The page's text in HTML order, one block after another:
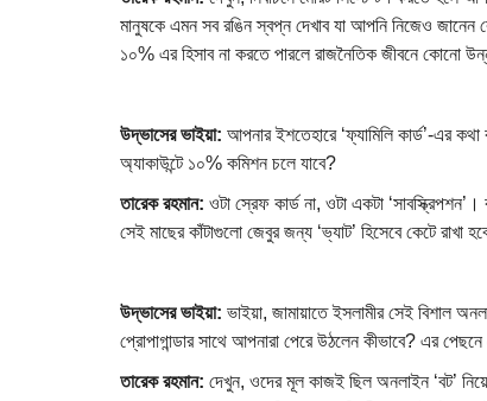
মানুষকে এমন সব রঙিন স্বপ্ন দেখাব যা আপনি নিজেও
১০% এর হিসাব না করতে পারলে রাজনৈতিক জীবনে কোনো
উদ্ভাসের ভাইয়া: আপনার ইশতেহারে ‘ফ্যামিলি কার্ড’-এর
অ্যাকাউন্টে ১০% কমিশন চলে যাবে?
তারেক রহমান: ওটা স্রেফ কার্ড না, ওটা একটা
সেই মাছের কাঁটাগুলো জেবুর জন্য ‘ভ্যাট’ হিসেবে কেটে রাখা
উদ্ভাসের ভাইয়া: ভাইয়া, জামায়াতে ইসলামীর সেই বিশাল
প্রোপাগান্ডার সাথে আপনারা পেরে উঠলেন কীভাবে? এর
তারেক রহমান: দেখুন, ওদের মূল কাজই ছিল অনলাইন ‘বট’